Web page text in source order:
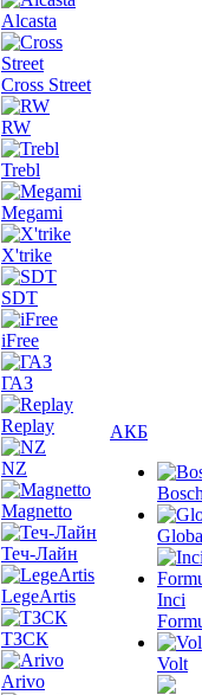
Alcasta
Cross Street
RW
Trebl
Megami
X'trike
SDT
iFree
ГАЗ
Replay
NZ
Magnetto
Теч-Лайн
LegeArtis
ТЗСК
Arivo
АКБ
Inci
Volt